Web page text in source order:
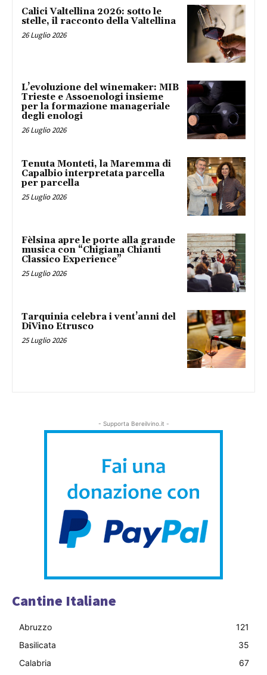
Calici Valtellina 2026: sotto le
stelle, il racconto della Valtellina
26 Luglio 2026
L’evoluzione del winemaker: MIB
Trieste e Assoenologi insieme
per la formazione manageriale
degli enologi
26 Luglio 2026
Tenuta Monteti, la Maremma di
Capalbio interpretata parcella
per parcella
25 Luglio 2026
Fèlsina apre le porte alla grande
musica con “Chigiana Chianti
Classico Experience”
25 Luglio 2026
Tarquinia celebra i vent’anni del
DiVino Etrusco
25 Luglio 2026
- Supporta Bereilvino.it -
Cantine Italiane
Abruzzo
121
Basilicata
35
Calabria
67